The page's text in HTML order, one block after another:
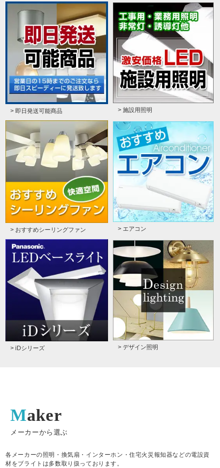
> 即日発送可能商品 > 施設用照明
> おすすめシーリングファン > エアコン
> iDシリーズ > デザイン照明
Maker
メーカーから選ぶ
各メーカーの照明・換気扇・インターホン・住宅火災報知器などの電設資
材をブライトは多数取り扱っております。